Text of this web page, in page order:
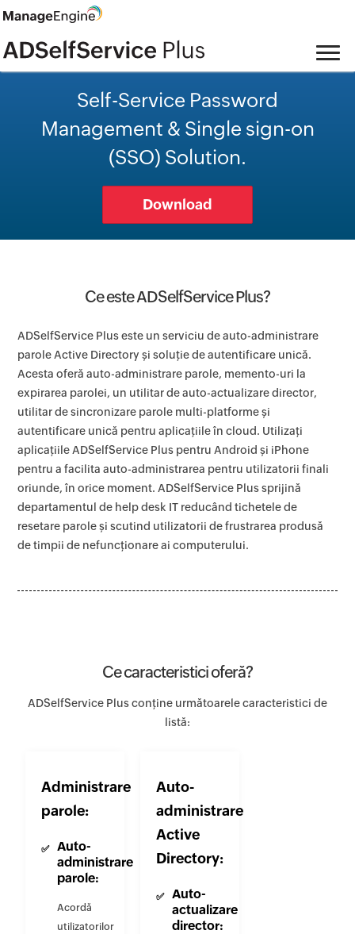
Self-Service Password
Management & Single sign-on
(SSO) Solution.
Download
Ce este ADSelfService Plus?
ADSelfService Plus este un serviciu de auto-administrare
parole Active Directory și soluție de autentificare unică.
Acesta oferă auto-administrare parole, memento-uri la
expirarea parolei, un utilitar de auto-actualizare director,
utilitar de sincronizare parole multi-platforme și
autentificare unică pentru aplicațiile în cloud. Utilizați
aplicațiile ADSelfService Plus pentru Android și iPhone
pentru a facilita auto-administrarea pentru utilizatorii finali
oriunde, în orice moment. ADSelfService Plus sprijină
departamentul de help desk IT reducând tichetele de
resetare parole și scutind utilizatorii de frustrarea produsă
de timpii de nefuncționare ai computerului.
Ce caracteristici oferă?
ADSelfService Plus conține următoarele caracteristici de
listă:
Administrare
parole:
Auto-
administrare
parole:
Acordă
utilizatorilor
Auto-
administrare
Active
Directory:
Auto-
actualizare
director: